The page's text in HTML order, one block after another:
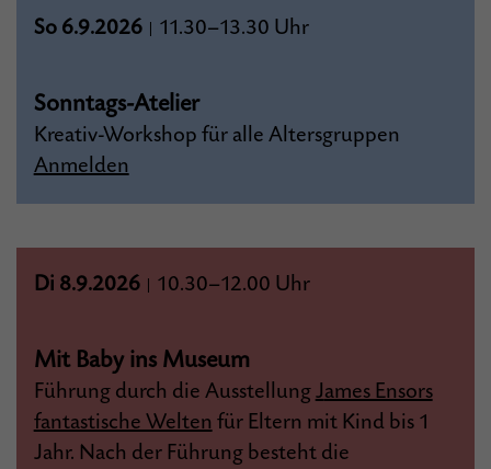
So 6.9.2026 11.30–13.30 Uhr
Sonntags-Atelier
Kreativ-Workshop für alle Altersgruppen
Anmelden
Di 8.9.2026 10.30–12.00 Uhr
Mit Baby ins Museum
Führung durch die AusstellungJames Ensors
fantastische Welten für Eltern mit Kind bis 1
Jahr. Nach der Führung besteht die